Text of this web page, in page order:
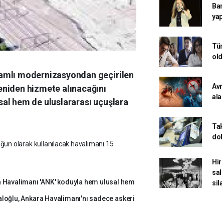
modernizasyondan geçirilen
hizmete alınacağını
hem de uluslararası uçuşlara
olarak kullanılacak havalimanı 15
'ANK' koduyla hem ulusal hem
Ankara Havalimanı'nı sadece askeri